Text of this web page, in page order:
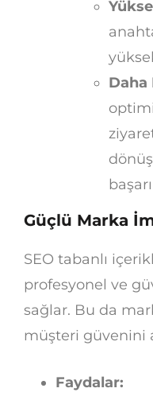
Daha
Güçlü Marka
SEO tabanlı
profesyonel ve
sağlar. Bu da
müşteri güvenini
Faydalar: